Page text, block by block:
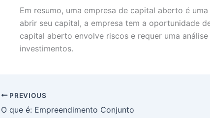
Em resumo, uma empresa de capital aberto é
abrir seu capital, a empresa tem a oportunidade
capital aberto envolve riscos e requer uma
investimentos.
PREVIOUS
O que é: Empreendimento Conjunto